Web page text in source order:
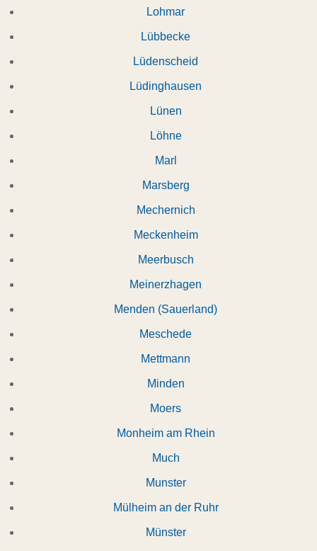
Lohmar
Lübbecke
Lüdenscheid
Lüdinghausen
Lünen
Löhne
Marl
Marsberg
Mechernich
Meckenheim
Meerbusch
Meinerzhagen
Menden (Sauerland)
Meschede
Mettmann
Minden
Moers
Monheim am Rhein
Much
Munster
Mülheim an der Ruhr
Münster